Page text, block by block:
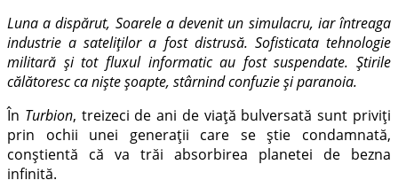
Luna a dispărut, Soarele a devenit un simulacru, iar întreaga
industrie a sateliților a fost distrusă. Sofisticata tehnologie
militară și tot fluxul informatic au fost suspendate. Știrile
călătoresc ca niște șoapte, stârnind confuzie și paranoia.
În Turbion, treizeci de ani de viață bulversată sunt priviți
prin ochii unei generații care se știe condamnată,
conștientă că va trăi absorbirea planetei de bezna
infinită.